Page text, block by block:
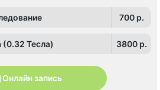
700 p.
Тесла) 3800 p.
Онлайн запись